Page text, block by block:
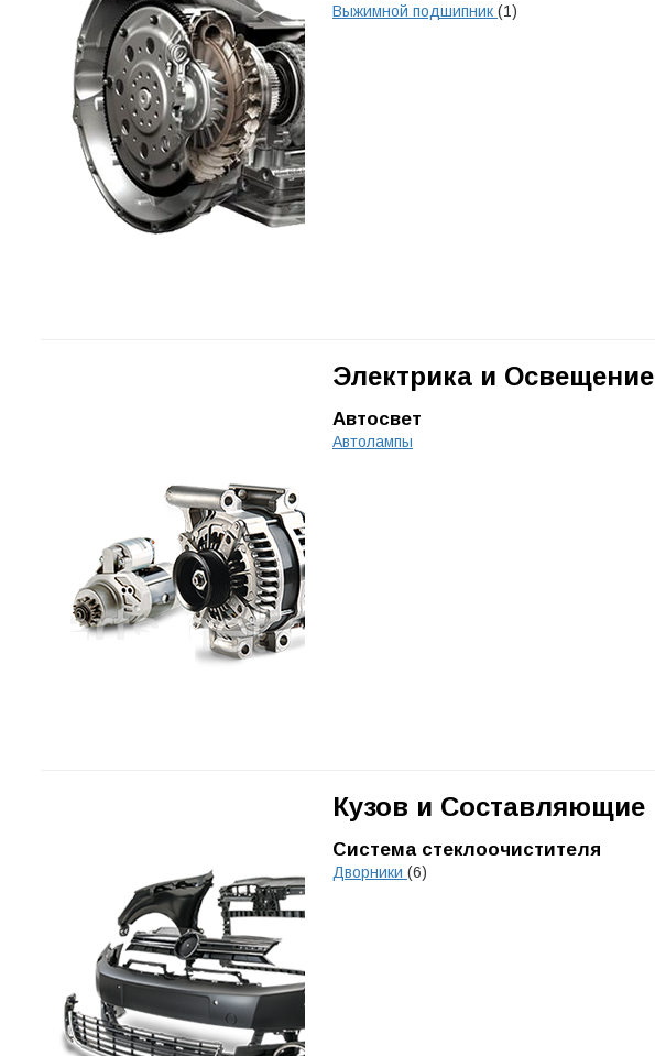
Выжимной подшипник (1)
Электрика и Освещение
Автосвет
Автолампы
Кузов и Составляющие
Система стеклоочистителя
Дворники (6)